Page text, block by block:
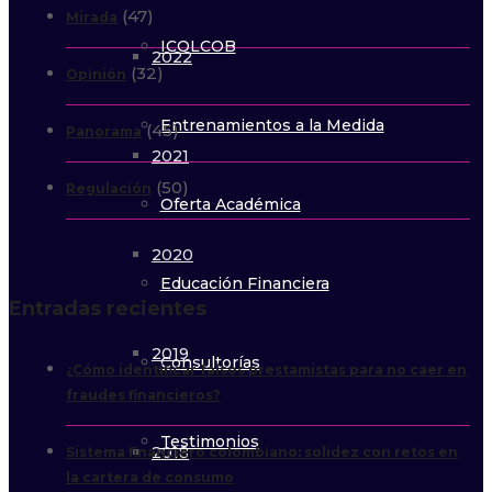
ICOLCOB
Entrenamientos a la Medida
Oferta Académica
Educación Financiera
Consultorías
Testimonios
2022
2021
2020
2019
2018
Mirada (47)
Opinión (32)
Panorama(45)
Regulación (50)
Entradas recientes
¿Cómo identificar falsos prestamistas para no caer en
fraudes financieros?
Sistema financiero colombiano: solidez con retos en
la cartera de consumo